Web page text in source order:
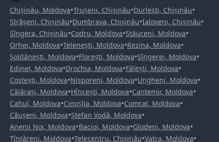
Chișinău, Moldova•Trușeni, Chișinău•Durlești, Chișinău•
Strășeni, Chișinău•Dumbrava, Chișinău•Ialoveni, Chișinău•
Sîngera, Chișinău•Codru, Moldova•Stăuceni, Moldova•
Orhei, Moldova•Telenești, Moldova•Rezina, Moldova•
Șoldănești, Moldova•Florești, Moldova•Sîngerei, Moldova•
Edineț, Moldova•Drochia, Moldova•Fălești, Moldova•
Costești, Moldova•Nisporeni, Moldova•Ungheni, Moldova•
Călărași, Moldova•Hîncești, Moldova•Cantemir, Moldova•
Cahul, Moldova•Cimișlia, Moldova•Comrat, Moldova•
Căușeni, Moldova•Ștefan Vodă, Moldova•
Anenii Noi, Moldova•Bacioi, Moldova•Glodeni, Moldova•
Țînțăreni, Moldova•Telecentru, Chișinău•Vatra, Moldova•